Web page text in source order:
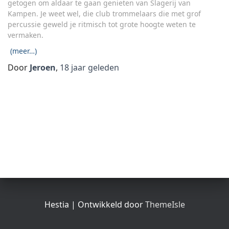
getogen om aldaar te gaan genieten van Slagerij van
Kampen. Je weet wel, die club trommelaars die met grof
percussie geweld je ritmisch tot grote hoogte weten te
vermaken.
(meer…)
Door Jeroen, 18 jaar geleden
Hestia | Ontwikkeld doorThemeIsle